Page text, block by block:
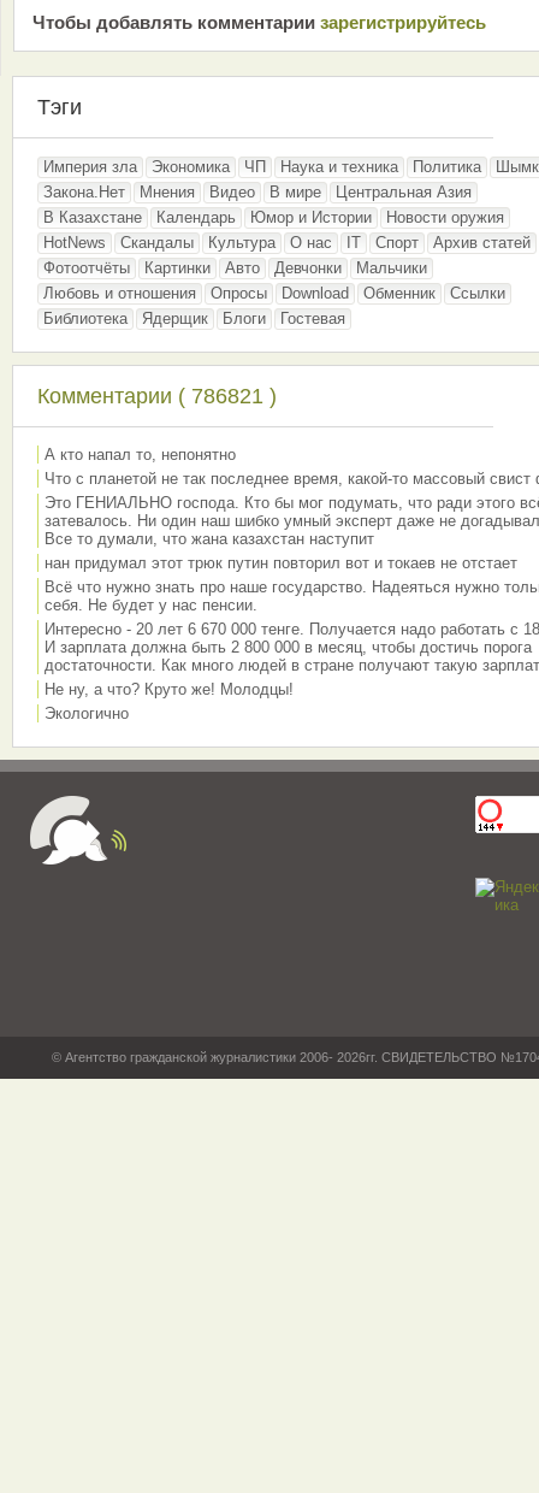
Чтобы добавлять комментарии зарeгиcтрирyйтeсь
Тэги
Империя зла Экономика ЧП Наука и техника Политика
Закона.Нет
Мнения Видео В мире
Центральная Азия
В Казахстане
Календарь Юмор и Истории
Новости оружия
HotNews
Скандалы Культура О нас IT Спорт
Архив статей
Фотоотчёты
Картинки Авто Девчонки
Мальчики
Любовь и отношения
Опросы Download Обменник
Ссылки
Библиотека
Ядерщик Блоги Гостевая
Комментарии ( 786821 )
А кто напал то, непонятно
Что с планетой не так последнее время, какой-то массовый свист
Это ГЕНИАЛЬНО господа. Кто бы мог подумать, что ради этого
затевалось. Ни один наш шибко умный эксперт даже не
Все то думали, что жана казахстан наступит
нан придумал этот трюк путин повторил вот и токаев не отстает
Всё что нужно знать про наше государство. Надеяться нужно
себя. Не будет у нас пенсии.
Интересно - 20 лет 6 670 000 тенге. Получается надо работать с
И зарплата должна быть 2 800 000 в месяц, чтобы достичь порога
достаточности. Как много людей в стране получают такую
Не ну, а что? Круто же! Молодцы!
Экологично
© Агентство гражданской журналистики 2006- 2026гг. СВИДЕТЕЛЬСТВО